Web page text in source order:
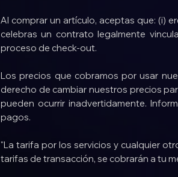
Al comprar un artículo, aceptas que: (i)
celebras un contrato legalmente
proceso de check-out.
Los precios que cobramos por usar
derecho de cambiar nuestros precios
pueden ocurrir inadvertidamente.
pagos.
"La tarifa por los servicios y cualquier
tarifas de transacción, se cobrarán a tu